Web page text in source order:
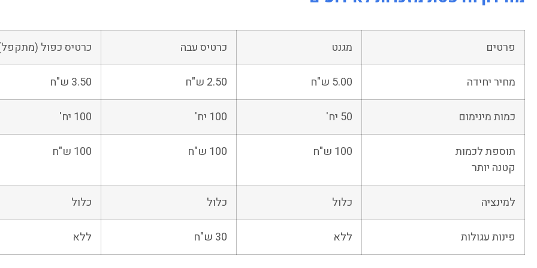
מחברת ספירלה
אלבום בפתיחה שטוחה
מחברות ספירלה
פרטים מגנט כרטיס עבה כרטיס כפול
מחיר יחידה 5.00 ש"ח 2.50 ש"ח 3.50 ש"ח
כמות מינימום 50 יח' 100 יח' 100 יח'
תוספת לכמות
קטנה יותר
100 ש"ח 100 ש"ח 100 ש"ח
למינציה כלול כלול כלול
פינות עגולות ללא 30 ש"ח ללא